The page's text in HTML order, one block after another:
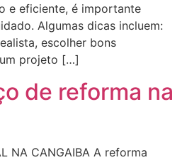
e eficiente, é importante
Algumas dicas incluem:
escolher bons
projeto […]
de reforma na
NA CANGAIBA A reforma